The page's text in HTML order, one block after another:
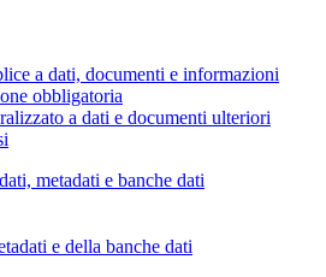
a dati, documenti e informazioni
obbligatoria
a dati e documenti ulteriori
metadati e banche dati
e della banche dati